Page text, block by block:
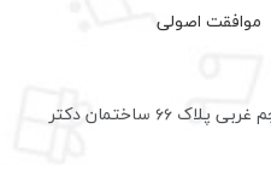
موافقت اصولی
تهران میدان توحید خیابان پرچم غربی پلاک ۶۶ ساختمان دکتر